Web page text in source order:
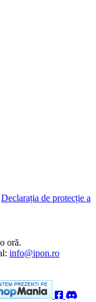
Declarația de protecție a
oră.
info@ipon.ro